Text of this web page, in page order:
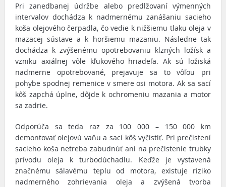
Pri zanedbanej údržbe alebo predlžovaní výmenných
intervalov dochádza k nadmernému zanášaniu sacieho
koša olejového čerpadla, čo vedie k nižšiemu tlaku oleja v
mazacej sústave a k horšiemu mazaniu. Následne tak
dochádza k zvýšenému opotrebovaniu klzných ložísk a
vzniku axiálnej vôle kľukového hriadeľa. Ak sú ložiská
nadmerne opotrebované, prejavuje sa to vôľou pri
pohybe spodnej remenice v smere osi motora. Ak sa sací
kôš zapchá úplne, dôjde k ochromeniu mazania a motor
sa zadrie.
Odporúča sa teda raz za 100 000 – 150 000 km
demontovať olejovú vaňu a sací kôš vyčistiť. Pri prečistení
sacieho koša netreba zabudnúť ani na prečistenie trubky
prívodu oleja k turbodúchadlu. Keďže je vystavená
značnému sálavému teplu od motora, existuje riziko
nadmerného zohrievania oleja a zvýšená tvorba